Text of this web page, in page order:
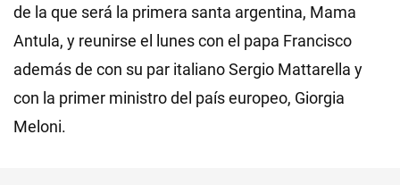
de la que será la primera santa argentina, Mama
Antula, y reunirse el lunes con el papa Francisco
además de con su par italiano Sergio Mattarella y
con la primer ministro del país europeo, Giorgia
Meloni.